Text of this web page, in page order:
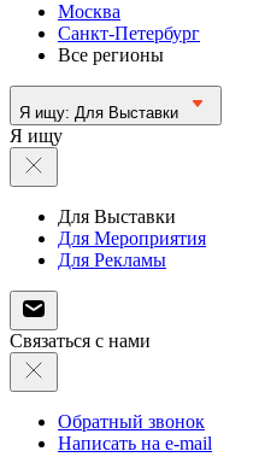
Москва
Санкт-Петербург
Все регионы
Я ищу: Для Выставки
Я ищу
Для Выставки
Для Мероприятия
Для Рекламы
Связаться с нами
Обратный звонок
Написать на e-mail